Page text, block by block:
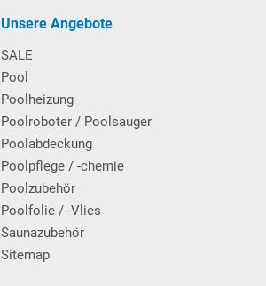
Unsere Angebote
SALE
Pool
Poolheizung
Poolroboter / Poolsauger
Poolabdeckung
Poolpflege / -chemie
Poolzubehör
Poolfolie / -Vlies
Saunazubehör
Sitemap